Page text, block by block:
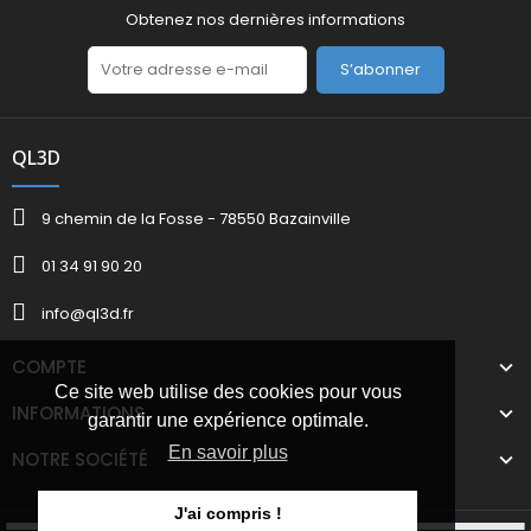
Ce site web utilise des cookies pour vous
garantir une expérience optimale.
En savoir plus
J'ai compris !
Obtenez nos dernières informations
S’abonner
QL3D
9 chemin de la Fosse - 78550 Bazainville
01 34 91 90 20
info@ql3d.fr
COMPTE
INFORMATIONS
NOTRE SOCIÉTÉ